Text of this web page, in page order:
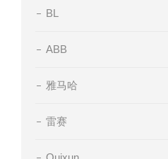
BL
ABB
雅马哈
雷赛